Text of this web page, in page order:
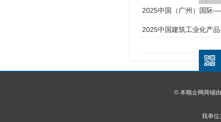
2025中国（广州）国际
2025中国建筑工业化产
© 本顺企网商铺由
我单位